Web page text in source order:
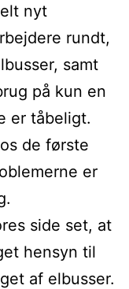
nyt
rundt,
samt
på kun en
er tåbeligt.
de første
er
side set, at
hensyn til
af elbusser.